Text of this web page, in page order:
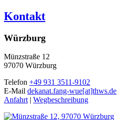
Kontakt
Würzburg
Münzstraße 12
97070 Würzburg
Telefon +49 931 3511-9102
E-Mail dekanat.fang-wue[at]thws.de
Anfahrt | Wegbeschreibung